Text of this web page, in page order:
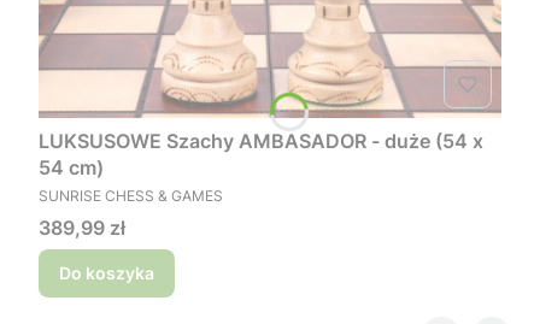
LUKSUSOWE Szachy AMBASADOR - duże (54 x
54 cm)
PRODUCENT
SUNRISE CHESS & GAMES
Cena
389,99 zł
Do koszyka